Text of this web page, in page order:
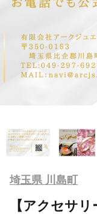
埼玉県 川島町
【アクセサ